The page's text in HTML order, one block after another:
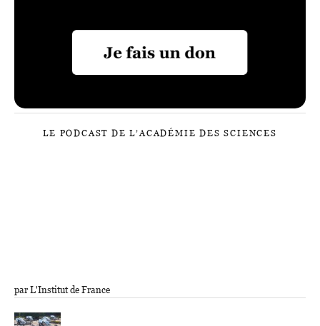
LE PODCAST DE L’ACADÉMIE DES SCIENCES
par L'Institut de France